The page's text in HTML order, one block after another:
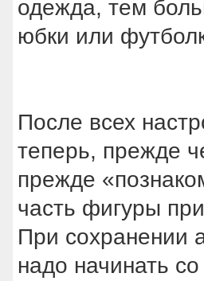
одежда, тем
юбки или
После всех
теперь, прежде
прежде
часть фигуры
При сохранении
надо начинать